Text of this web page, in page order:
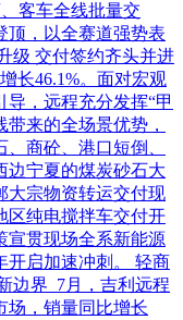
客车全线批量交
顶，以全赛道强势表
级 交付签约齐头并进
长46.1%。面对宏观
，远程充分发挥“甲
来的全场景优势，
商砼、港口短倒、
边宁夏的煤炭砂石大
大宗物资转运交付现
区纯电搅拌车交付开
宣贯现场全系新能源
开启加速冲刺。 轻商
边界 7月，吉利远程
场，销量同比增长